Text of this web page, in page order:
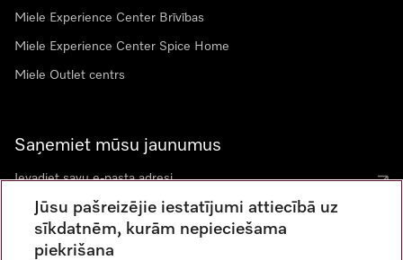
Miele Experience Center Brīvības
Miele Experience Center Spice Home
Miele Outlet centrs
Saņemiet mūsu jaunumus
Jūsu pašreizējie iestatījumi attiecībā uz
sīkdatnēm, kurām nepieciešama
piekrišana